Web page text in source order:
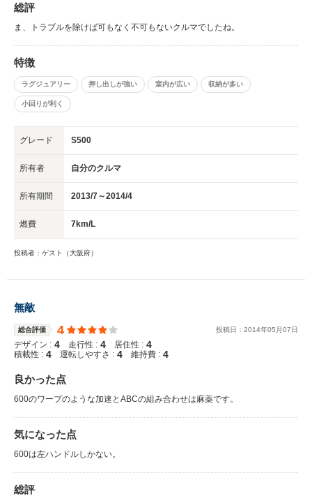
総評
ま、トラブルを除けば可もなく不可もないクルマでしたね。
特徴
ラグジュアリー 押し出しが強い 室内が広い 収納が多い
小回りが利く
グレード S500
所有者 自分のクルマ
所有期間 2013/7～2014/4
燃費 7km/L
投稿者：ゲスト（大阪府）
無敵
総合評価 4 投稿日： 2014年05 月07日
デザイン : 4 走行性 : 4 居住性 : 4
積載性 : 4 運転しやすさ : 4 維持費 : 4
良かった点
600のワープのような加速とABCの組み合わせは麻薬です。
気になった点
600は左ハンドルしかない。
総評